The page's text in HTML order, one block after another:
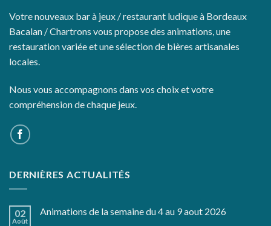
Votre nouveaux bar à jeux / restaurant ludique à Bordeaux
Bacalan / Chartrons vous propose des animations, une
restauration variée et une sélection de bières artisanales
locales.
Nous vous accompagnons dans vos choix et votre
compréhension de chaque jeux.
DERNIÈRES ACTUALITÉS
02
Août
Animations de la semaine du 4 au 9 aout 2026